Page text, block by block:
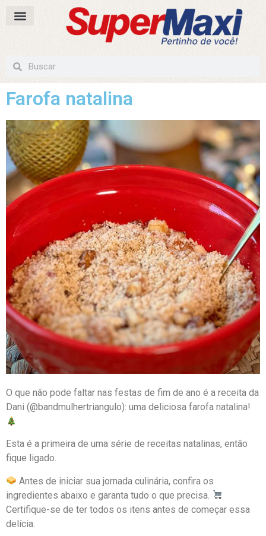
Farofa natalina
O que não pode faltar nas festas de fim de ano é a receita da
Dani (@bandmulhertriangulo): uma deliciosa farofa natalina!
Esta é a primeira de uma série de receitas natalinas, então
fique ligado.
Antes de iniciar sua jornada culinária, confira os
ingredientes abaixo e garanta tudo o que precisa.
Certifique-se de ter todos os itens antes de começar essa
delícia.